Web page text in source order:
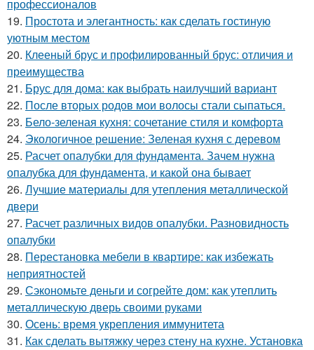
профессионалов
19. Простота и элегантность: как сделать гостиную
уютным местом
20. Клееный брус и профилированный брус: отличия и
преимущества
21. Брус для дома: как выбрать наилучший вариант
22. После вторых родов мои волосы стали сыпаться.
23. Бело-зеленая кухня: сочетание стиля и комфорта
24. Экологичное решение: Зеленая кухня с деревом
25. Расчет опалубки для фундамента. Зачем нужна
опалубка для фундамента, и какой она бывает
26. Лучшие материалы для утепления металлической
двери
27. Расчет различных видов опалубки. Разновидность
опалубки
28. Перестановка мебели в квартире: как избежать
неприятностей
29. Сэкономьте деньги и согрейте дом: как утеплить
металлическую дверь своими руками
30. Осень: время укрепления иммунитета
31. Как сделать вытяжку через стену на кухне. Установка